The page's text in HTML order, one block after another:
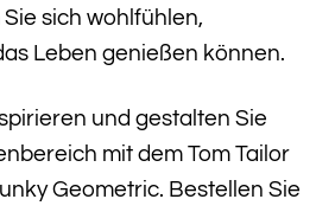
sich wohlfühlen,
Leben genießen können.
und gestalten Sie
mit dem Tom Tailor
Geometric. Bestellen Sie